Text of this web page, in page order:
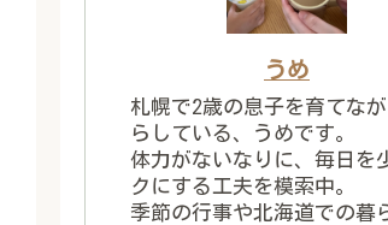
うめ
札幌で2歳の息子を育てな
らしている、うめです。
体力がないなりに、毎日を
クにする工夫を模索中。
季節の行事や北海道での暮